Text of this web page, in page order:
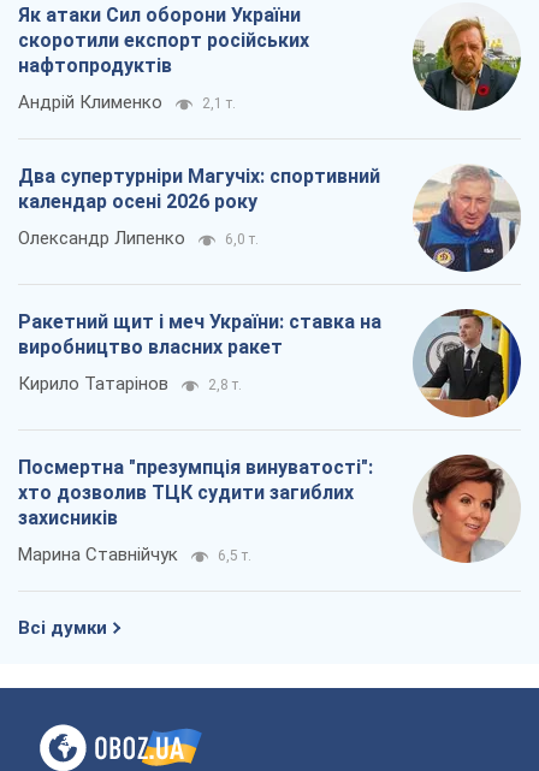
Як атаки Сил оборони України
скоротили експорт російських
нафтопродуктів
Андрій Клименко 2,1 т.
Два супертурніри Магучіх: спортивний
календар осені 2026 року
Олександр Липенко 6,0 т.
Ракетний щит і меч України: ставка на
виробництво власних ракет
Кирило Татарінов 2,8 т.
Посмертна "презумпція винуватості":
хто дозволив ТЦК судити загиблих
захисників
Марина Ставнійчук 6,5 т.
Всі думки